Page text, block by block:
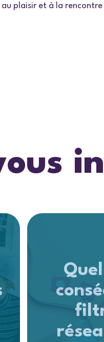
plaisir et à la rencontre